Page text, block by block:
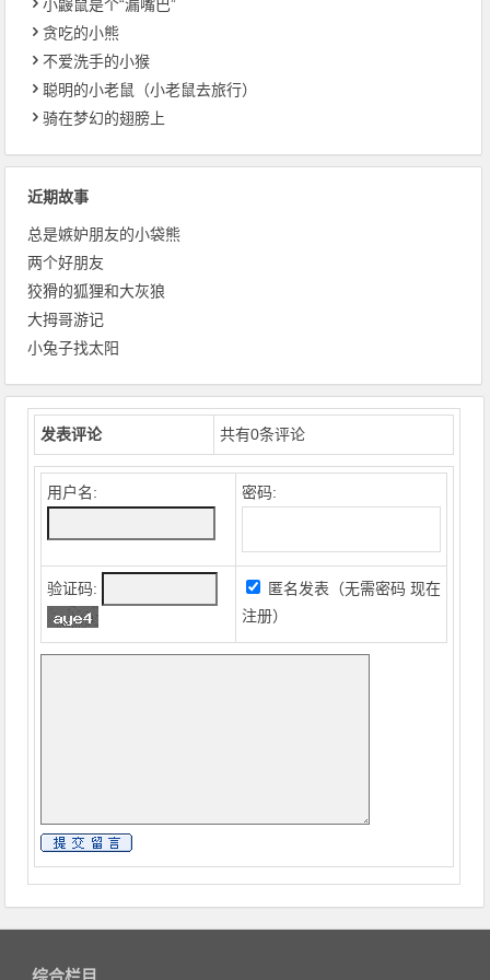
小鼹鼠是个“漏嘴巴”
贪吃的小熊
不爱洗手的小猴
聪明的小老鼠（小老鼠去旅行）
骑在梦幻的翅膀上
近期故事
总是嫉妒朋友的小袋熊
两个好朋友
狡猾的狐狸和大灰狼
大拇哥游记
小兔子找太阳
发表评论 共有0条评论
用户名: 密码:
验证码: 匿名发表（无需密码现在
注册）
综合栏目